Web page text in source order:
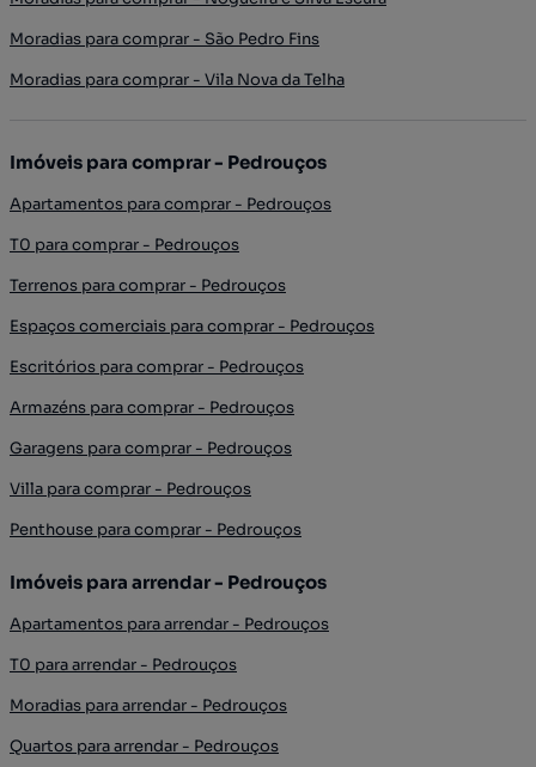
Moradias para comprar - São Pedro Fins
Moradias para comprar - Vila Nova da Telha
Imóveis para comprar - Pedrouços
Apartamentos para comprar - Pedrouços
T0 para comprar - Pedrouços
Terrenos para comprar - Pedrouços
Espaços comerciais para comprar - Pedrouços
Escritórios para comprar - Pedrouços
Armazéns para comprar - Pedrouços
Garagens para comprar - Pedrouços
Villa para comprar - Pedrouços
Penthouse para comprar - Pedrouços
Imóveis para arrendar - Pedrouços
Apartamentos para arrendar - Pedrouços
T0 para arrendar - Pedrouços
Moradias para arrendar - Pedrouços
Quartos para arrendar - Pedrouços